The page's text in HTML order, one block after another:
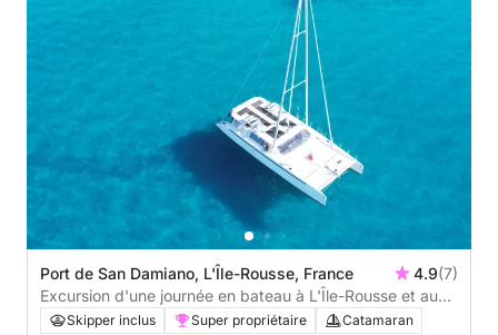
Port de San Damiano, L'Île-Rousse, France 4.9(7)
Excursion d'une journée en bateau à L'Île-Rousse et aux
criques sauvages de Corse
Skipper inclus Super propriétaire
Catamaran